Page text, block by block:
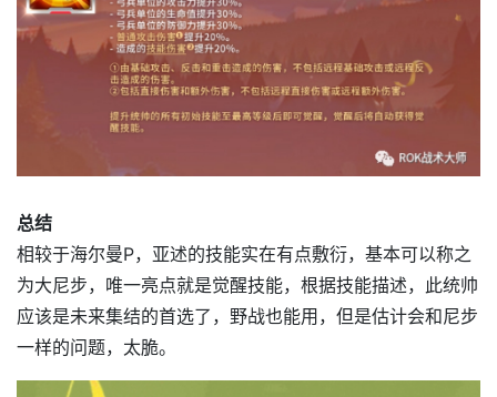
总结
相较于海尔曼P，亚述的技能实在有点敷衍，基本可以称之
为大尼步，唯一亮点就是觉醒技能，根据技能描述，此统帅
应该是未来集结的首选了，野战也能用，但是估计会和尼步
一样的问题，太脆。